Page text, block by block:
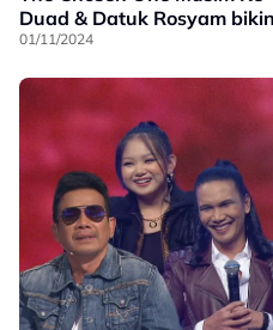
Duad & Datuk Rosyam
01/11/2024